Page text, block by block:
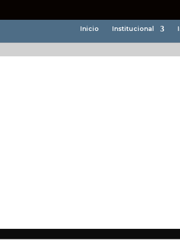
Inicio Institucional